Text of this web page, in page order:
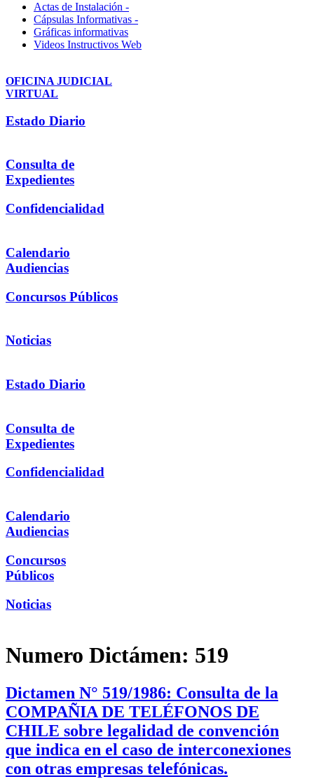
Actas de Instalación -
Cápsulas Informativas -
Gráficas informativas
Videos Instructivos Web
OFICINA JUDICIAL
VIRTUAL
Estado Diario
Consulta de
Expedientes
Confidencialidad
Calendario
Audiencias
Concursos Públicos
Noticias
Estado Diario
Consulta de
Expedientes
Confidencialidad
Calendario
Audiencias
Concursos
Públicos
Noticias
Numero Dictámen: 519
Dictamen N° 519/1986: Consulta de la
COMPAÑIA DE TELÉFONOS DE
CHILE sobre legalidad de convención
que indica en el caso de interconexiones
con otras empresas telefónicas.